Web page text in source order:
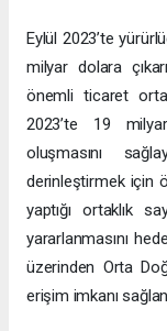
Eylül 2023’te
milyar dolara
önemli ticaret
2023’te 19
oluşmasını
derinleştirmek için
yaptığı ortaklık
yararlanmasını
üzerinden Orta
erişim imkanı